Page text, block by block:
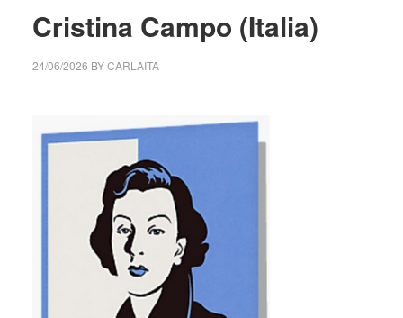
Cristina Campo (Italia)
24/06/2026 BYCARLAITA